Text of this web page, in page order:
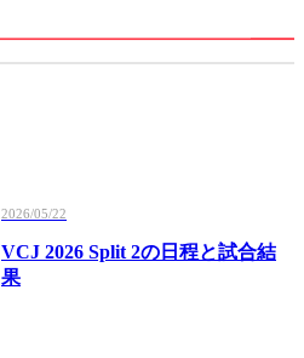
2026/05/22
VCJ 2026 Split 2の日程と試合結
果